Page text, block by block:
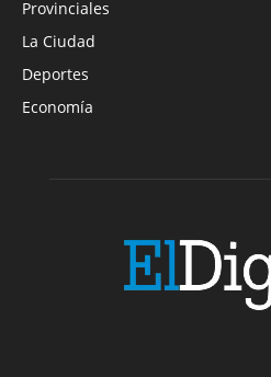
Provinciales
La Ciudad
Deportes
Economía